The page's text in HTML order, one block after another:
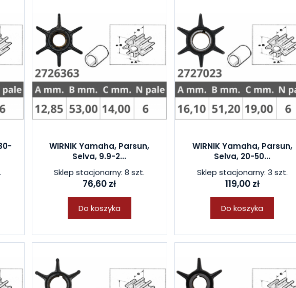
WIRNIK Yamaha, Parsun,
Selva, 9.9-2...
Sklep stacjonarny: 8 szt.
76,60 zł
Do koszyka
WIRNIK Yamaha, Parsun,
Selva, 20-50...
Sklep stacjonarny: 3 szt.
119,00 zł
Do koszyka